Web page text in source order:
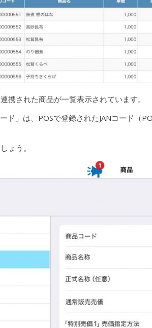
携された商品が一覧表示されています。
ド」は、POSで登録されたJANコード（
ょう。